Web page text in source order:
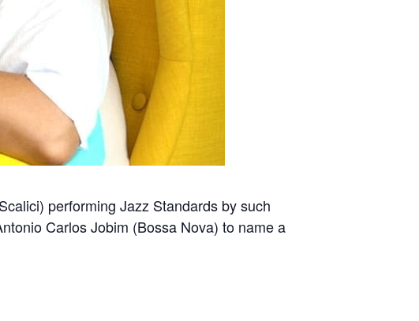
performing Jazz Standards by such
Carlos Jobim (Bossa Nova) to name a